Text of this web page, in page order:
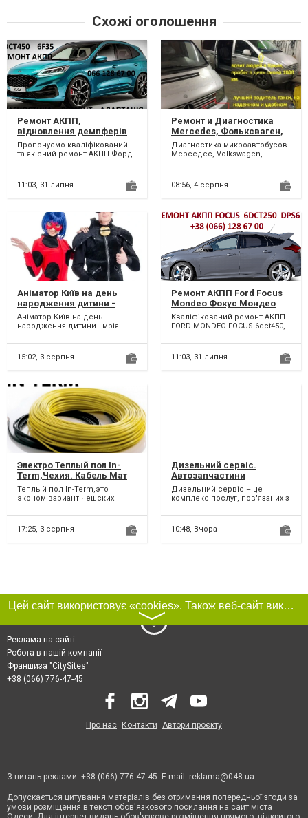
Схожі оголошення
Ремонт АКПП,
відновлення демпферів
та перевірка соленоїдів
Ford Kuga MPS6 #
1814154,2070508, AMAV4R
7L516-AD, 1765991, 7M5P
Пропонуємо кваліфікований
та якісний ремонт АКПП Форд
БЮДЖЕТНИЙ ремонт АКП...
11:03, 31 липня
Ремонт и Диагностика
Mercedes, Фольксваген,
Renault, сто Одесса
Диагностика микроавтобусов
Мерседес, Volkswagen,
специализированным
компьютерным...
08:56, 4 серпня
Аніматор Київ на день
народження дитини -
мрія кожної дитини.
Аніматор Київ на день
народження дитини - мрія
стануть кращими друзям...
15:02, 3 серпня
Ремонт АКПП Ford Focus
Mondeo Фокус Мондео
MPS DPS # FV4R-7000-AB #
1681757, 2246368, 1684808,
1746065
Кваліфікований ремонт АКПП
FORD MONDEO FOCUS 6dct450,
бюджетний ремонт АКПП...
11:03, 31 липня
Электро Теплый пол In-
Term,Чехия. Кабель Мат
скидка -20%
Теплый пол In-Term,это
эконом вариант чешских
матов Fenix (Феникс). Теп...
17:25, 3 серпня
Дизельний сервіс.
Автозапчастини
Дизельний сервіс – це
комплекс послуг, пов'язаних з
дизельних двигунів та...
10:48, Вчора
Цей сайт використовує «cookies». Також веб-сайт використовує інтернет-сервіс для збору технічних даних стосовно відвідувачів з метою отримання маркетингової та статистичної інформації. Умови обробки даних відвідувачів сайту див.
〉
Реклама на сайті
Робота в нашій компанії
Франшиза "CitySites"
+38 (066) 776-47-45
Про нас Контакти Автори проєкту
З питань реклами: +38 (066) 776-47-45. E-mail: reklama@048.ua
Допускається цитування матеріалів без отримання попередньої згоди за
умови розміщення в тексті обов'язкового посилання на сайт міста